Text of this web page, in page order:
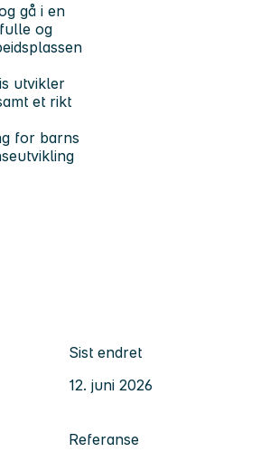
gå i en
og
utvikler
et rikt
for barns
Sist endret
12. juni 2026
Referanse